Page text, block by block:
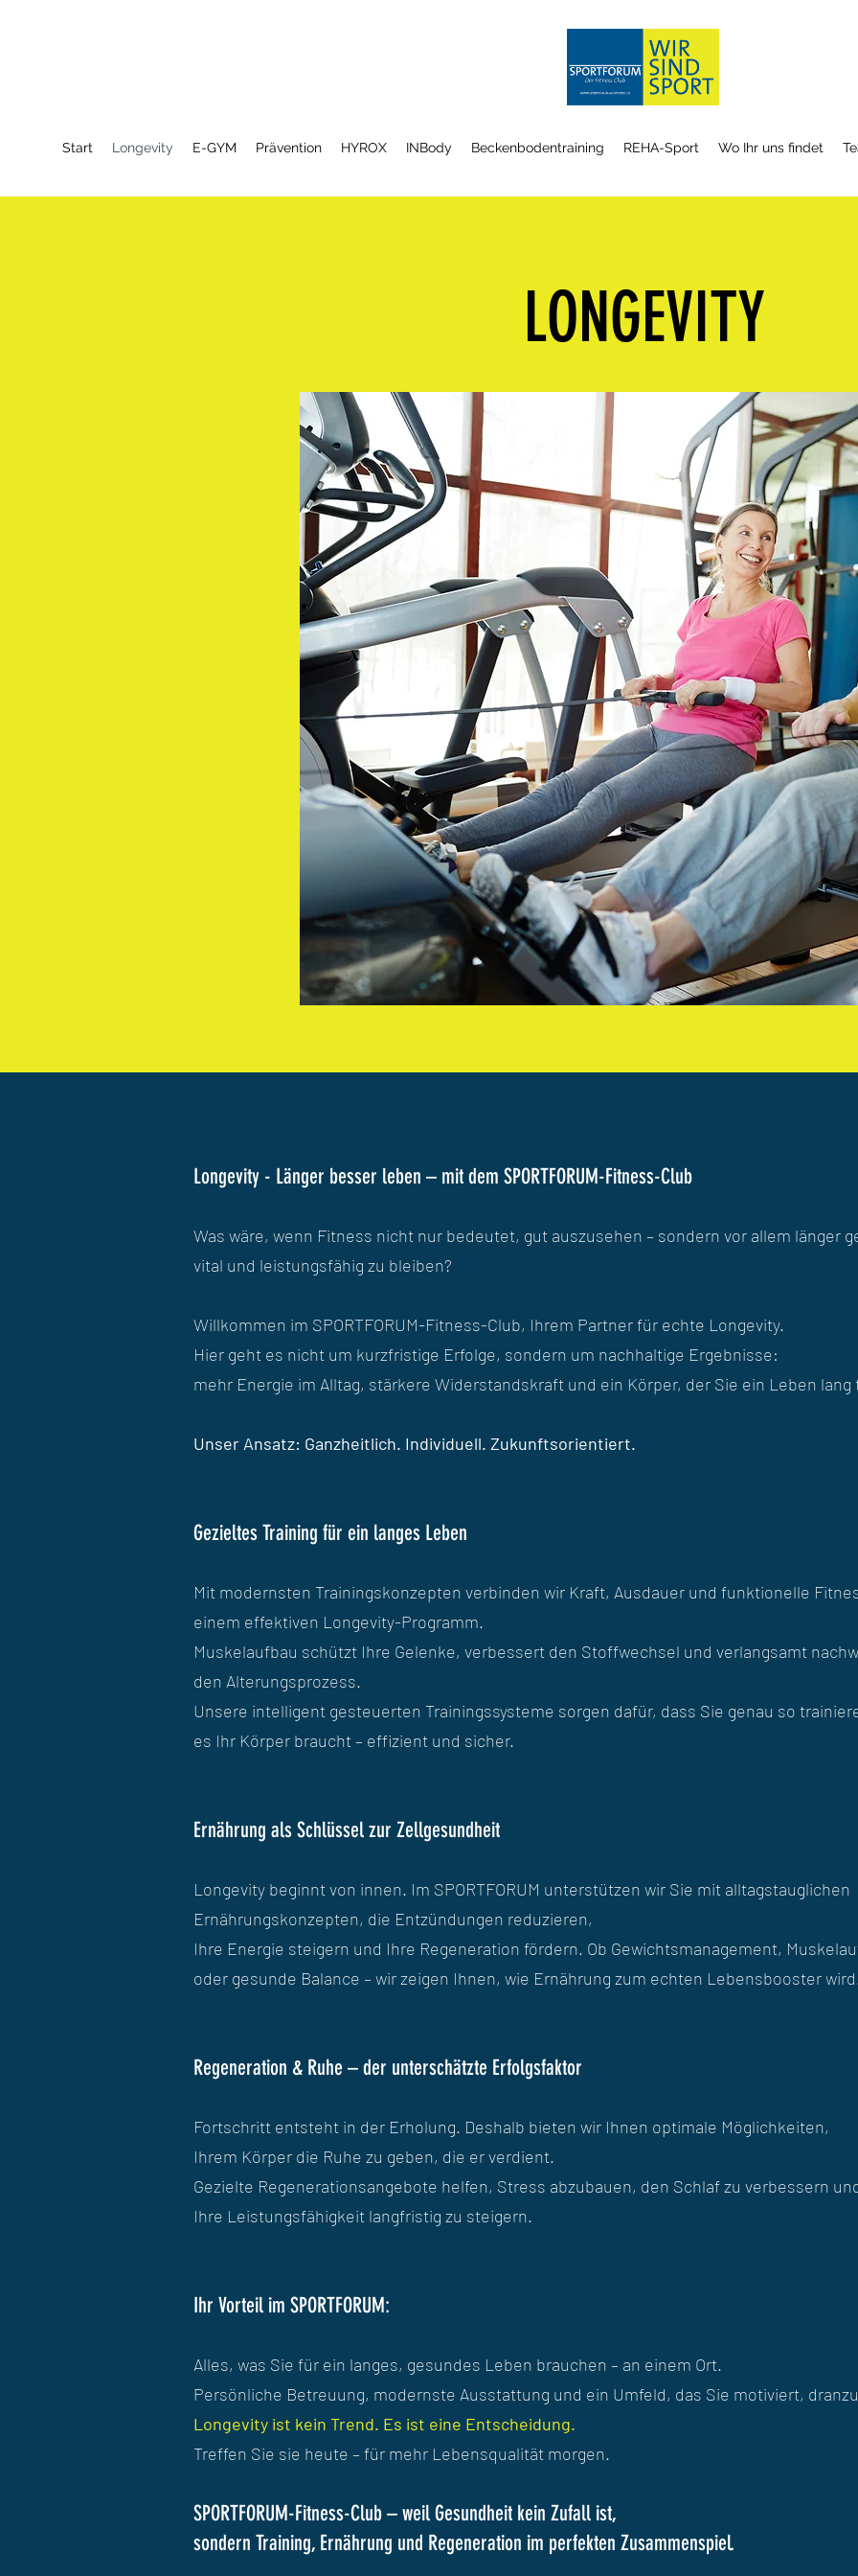
Start Longevity E-GYM Prävention HYROX INBody Beckenbodentraining REHA-Sport Wo Ihr uns findet
LONGEVITY
Longevity - Länger besser leben – mit dem SPORTFORUM-Fitness-Club
Was wäre, wenn Fitness nicht nur bedeutet, gut auszusehen – sondern vor allem länger
vital und leistungsfähig zu bleiben?
Willkommen im SPORTFORUM-Fitness-Club, Ihrem Partner für echte Longevity.
Hier geht es nicht um kurzfristige Erfolge, sondern um nachhaltige Ergebnisse:
mehr Energie im Alltag, stärkere Widerstandskraft und ein Körper, der Sie ein Leben lang
Unser Ansatz: Ganzheitlich. Individuell. Zukunftsorientiert.
Gezieltes Training für ein langes Leben
Mit modernsten Trainingskonzepten verbinden wir Kraft, Ausdauer und funktionelle
einem effektiven Longevity-Programm.
Muskelaufbau schützt Ihre Gelenke, verbessert den Stoffwechsel und verlangsamt
den Alterungsprozess.
Unsere intelligent gesteuerten Trainingssysteme sorgen dafür, dass Sie genau so
es Ihr Körper braucht – effizient und sicher.
Ernährung als Schlüssel zur Zellgesundheit
Longevity beginnt von innen. Im SPORTFORUM unterstützen wir Sie mit alltagstauglichen
Ernährungskonzepten, die Entzündungen reduzieren,
Ihre Energie steigern und Ihre Regeneration fördern. Ob Gewichtsmanagement,
oder gesunde Balance – wir zeigen Ihnen, wie Ernährung zum echten Lebensbooster
Regeneration & Ruhe – der unterschätzte Erfolgsfaktor
Fortschritt entsteht in der Erholung. Deshalb bieten wir Ihnen optimale Möglichkeiten,
Ihrem Körper die Ruhe zu geben, die er verdient.
Gezielte Regenerationsangebote helfen, Stress abzubauen, den Schlaf zu verbessern
Ihre Leistungsfähigkeit langfristig zu steigern.
Ihr Vorteil im SPORTFORUM:
Alles, was Sie für ein langes, gesundes Leben brauchen – an einem Ort.
Persönliche Betreuung, modernste Ausstattung und ein Umfeld, das Sie motiviert,
Longevity ist kein Trend. Es ist eine Entscheidung.
Treffen Sie sie heute – für mehr Lebensqualität morgen.
SPORTFORUM-Fitness-Club – weil Gesundheit kein Zufall ist,
sondern Training, Ernährung und Regeneration im perfekten Zusammenspiel.